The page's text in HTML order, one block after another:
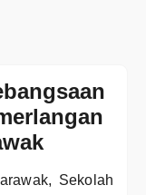
Sekolah